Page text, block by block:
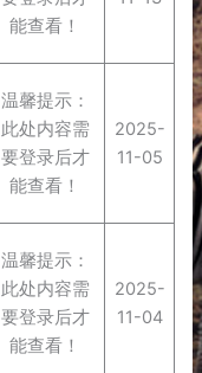
能查看！
温馨提示：
此处内容需
要登录后才
能查看！
2025-
11-05
温馨提示：
此处内容需
要登录后才
能查看！
2025-
11-04